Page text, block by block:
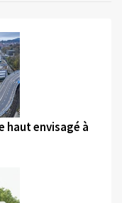
haut envisagé à